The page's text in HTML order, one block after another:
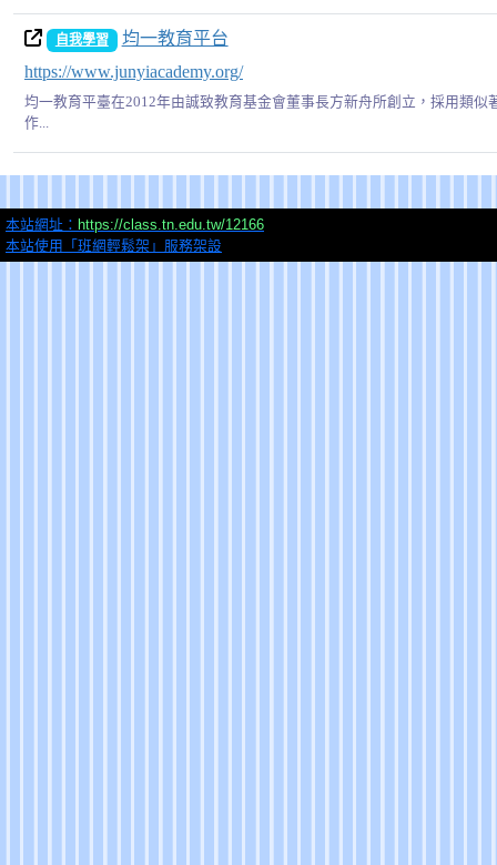
自我學習
均一教育平台
https://www.junyiacademy.org/
均一教育平臺在2012年由誠致教育基金會董事長方新舟所創立，採用類似
作...
本站網址： https://class.tn.edu.tw/12166
本站使用「班網輕鬆架」服務架設